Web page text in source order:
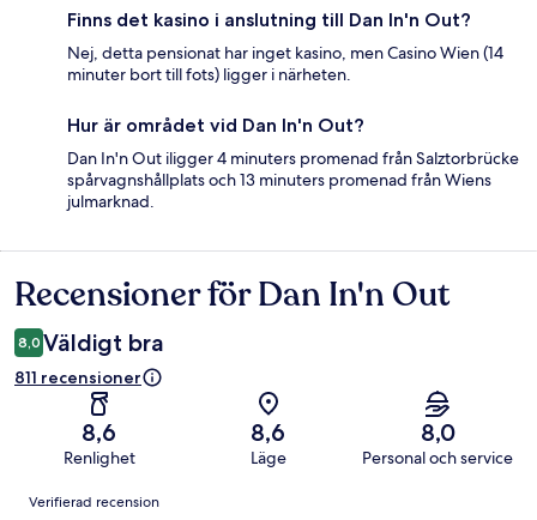
Finns det kasino i anslutning till Dan In'n Out?
Nej, detta pensionat har inget kasino, men Casino Wien (14
minuter bort till fots) ligger i närheten.
Hur är området vid Dan In'n Out?
Dan In'n Out iligger 4 minuters promenad från Salztorbrücke
spårvagnshållplats och 13 minuters promenad från Wiens
julmarknad.
Recensioner
Recensioner för Dan In'n Out
8,0 Väldigt bra
811 recensioner
8,6
Renlighet
8,6
Läge
8,0
Personal och service
Recensioner
Verifierad recension